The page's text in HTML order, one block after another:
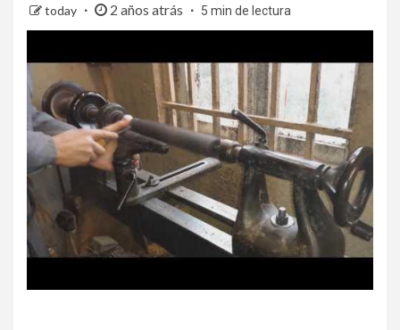
today 2 años atrás 5 min de lectura